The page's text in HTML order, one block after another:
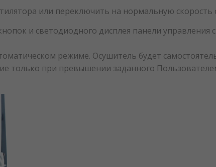
или переключить на нормальную
и светодиодного дисплея панели управления
режиме. Осушитель будет
только при превышении заданного